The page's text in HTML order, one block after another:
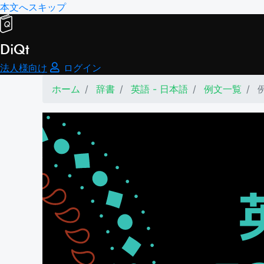
本文へスキップ
DiQt
法人様向け
ログイン
ホーム
辞書 英語 - 日本語 例文一覧